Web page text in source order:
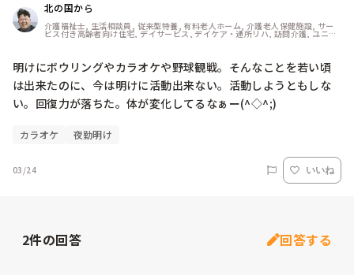
に、...北の国から
介護福祉士, 生活相談員, 従来型特養, 有料老人ホーム, 介護老人保健施設, サー
ビス付き高齢者向け住宅, デイサービス, デイケア・通所リハ, 訪問介護, ユニッ
ト型特養, 障害者支援施設, 訪問入浴
明けにボウリングやカラオケや野球観戦。そんなことを若い頃
は出来たのに、今は明けに活動出来ない。活動しようともしな
い。回復力が落ちた。体が変化してるなぁー(^◇^;)
カラオケ 夜勤明け
03/24 いいね
2件の回答 回答する